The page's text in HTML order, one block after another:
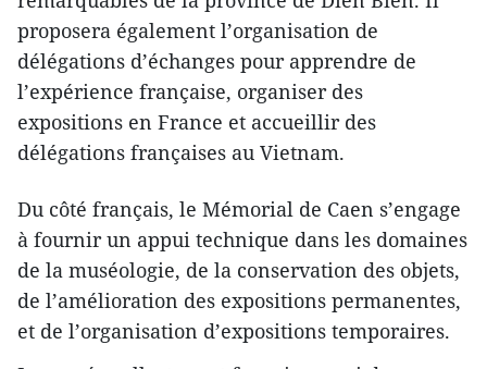
proposera également l’organisation de
délégations d’échanges pour apprendre de
l’expérience française, organiser des
expositions en France et accueillir des
délégations françaises au Vietnam.
Du côté français, le Mémorial de Caen s’engage
à fournir un appui technique dans les domaines
de la muséologie, de la conservation des objets,
de l’amélioration des expositions permanentes,
et de l’organisation d’expositions temporaires.